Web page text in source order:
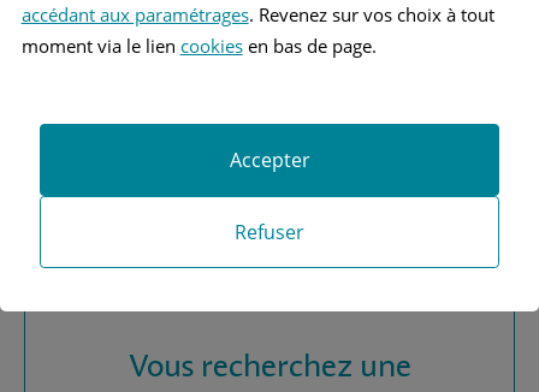
BMW 75
Vous recherchez une
accédant aux paramétrages. Revenez sur vos choix à tout
moment via le lien cookiesen bas de page.
Refuser
Accepter